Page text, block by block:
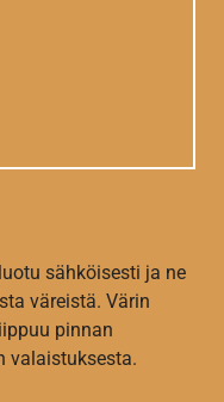
sähköisesti ja ne
väreistä. Värin
pinnan
valaistuksesta.